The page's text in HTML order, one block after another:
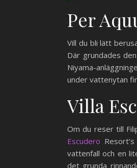
Per
Vill du bli lätt
Där grundades
Niyama-
under vattenytan
Villa
Om du reser till
Escudero
vattenfall och en
det grunda